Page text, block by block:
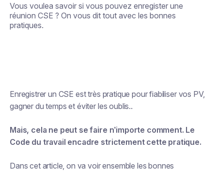
Vous voulea savoir si vous pouvez enregister une
réunion CSE ? On vous dit tout avec les bonnes
pratiques.
Enregistrer un CSE est très pratique pour fiabiliser vos PV,
gagner du temps et éviter les oublis..
Mais, cela ne peut se faire n’importe comment. Le
Code du travail encadre strictement cette pratique.
Dans cet article, on va voir ensemble les bonnes